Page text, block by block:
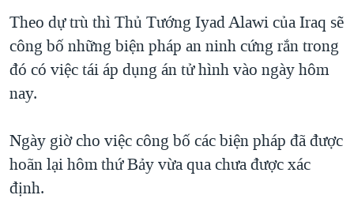
KINH TẾ
KHOA HỌC
SỨC KHOẺ
GIÁO DỤC
MỘT NĂM CHIẾN TRANH TẠI DẢI GAZA
GIẢI MÃ VÀNH ĐAI & CON ĐƯỜNG
GROUND ZERO – XƯA VÀ NAY
CHI PHÍ CHIẾN TRANH AFGHANISTAN
NGHE
MẠNG XÃ HỘI
Theo dự trù thì Thủ Tướng Iyad Alawi của Iraq sẽ
công bố những biện pháp an ninh cứng rắn trong
đó có việc tái áp dụng án tử hình vào ngày hôm
nay.
Ngày giờ cho việc công bố các biện pháp đã được
hoãn lại hôm thứ Bảy vừa qua chưa được xác
định.